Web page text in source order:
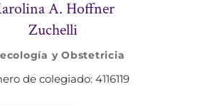
A. Hoffner
Zuchelli
y Obstetricia
de colegiado: 4116119